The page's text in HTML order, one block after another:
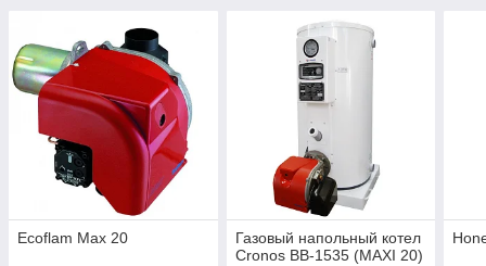
Ecoflam Max 20
Газовый напольный котел
Cronos BB-1535 (MAXI 20)